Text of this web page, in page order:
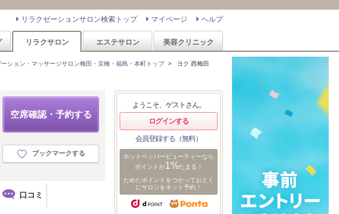
ヘルプ
マイページ
リラクゼーションサロン検索トップ
リラクサロン エステサロン 美容クリニック
ーション・マッサージサロン梅田・京橋・福島・本町トップ> ヨク 西梅田
空席確認・予約する
ブックマークする
口コミ
ようこそ、ゲストさん。
ログインする
会員登録する（無料）
ホットペッパービューティーなら
ポイントが1%たまる！
ためたポイントをつかっておとく
にサロンをネット予約！